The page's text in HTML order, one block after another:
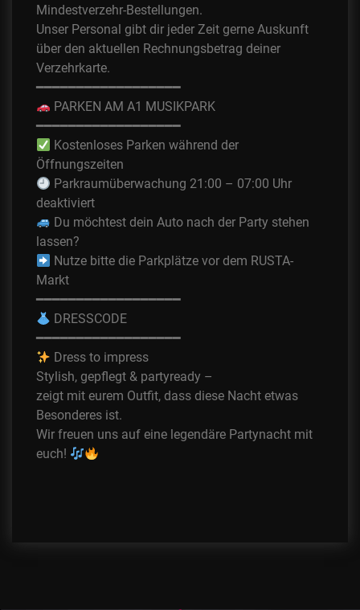
Mindestverzehr-Bestellungen.
Unser Personal gibt dir jeder Zeit gerne Auskunft
über den aktuellen Rechnungsbetrag deiner
Verzehrkarte.
━━━━━━━━━━━━━━━━━━
PARKEN AM A1 MUSIKPARK
━━━━━━━━━━━━━━━━━━
Kostenloses Parken während der
Öffnungszeiten
Parkraumüberwachung 21:00 – 07:00 Uhr
deaktiviert
Du möchtest dein Auto nach der Party stehen
lassen?
Nutze bitte die Parkplätze vor dem RUSTA-
Markt
━━━━━━━━━━━━━━━━━━
DRESSCODE
━━━━━━━━━━━━━━━━━━
Dress to impress
Stylish, gepflegt & partyready –
zeigt mit eurem Outfit, dass diese Nacht etwas
Besonderes ist.
Wir freuen uns auf eine legendäre Partynacht mit
euch!